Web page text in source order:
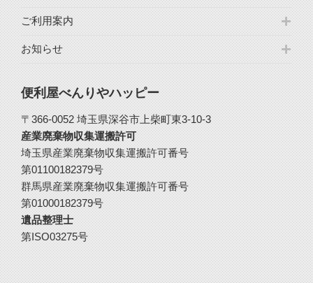
ご利用案内
お知らせ
便利屋べんりやハッピー
〒366-0052 埼玉県深谷市上柴町東3-10-3
産業廃棄物収集運搬許可
埼玉県産業廃棄物収集運搬許可番号
第01100182379号
群馬県産業廃棄物収集運搬許可番号
第01000182379号
遺品整理士
第ISO03275号